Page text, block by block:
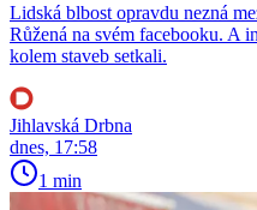
Lidská blbost opravdu nezná
Růžená na svém facebooku. A
kolem staveb setkali.
Jihlavská Drbna
dnes, 17:58
1 min